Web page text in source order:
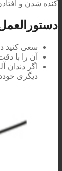
کنده شدن و
سعی کنید
آن را با
اگر دندان
دیگری